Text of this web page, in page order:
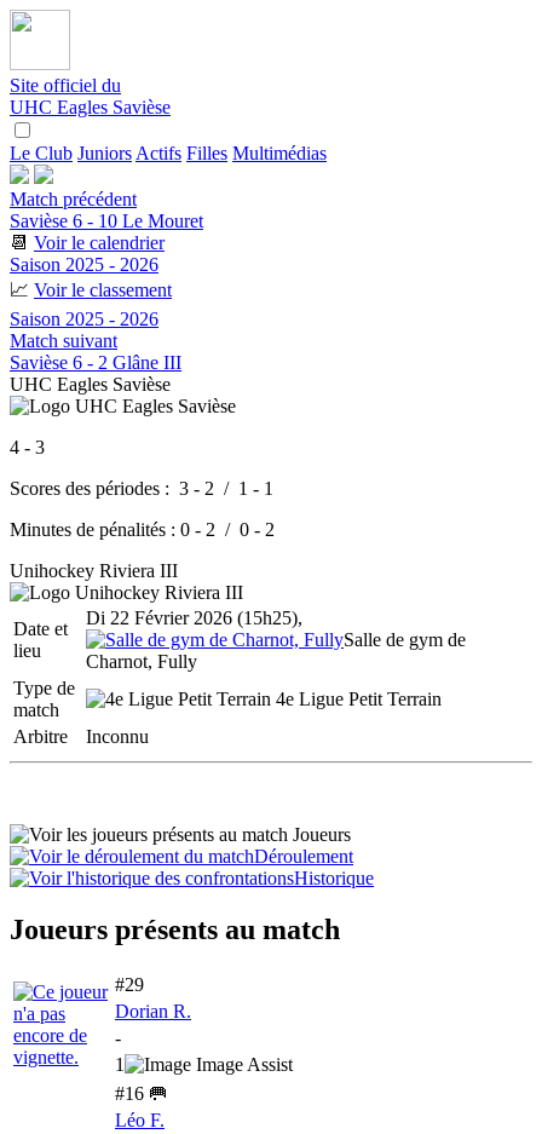
Site officiel du
UHC Eagles Savièse
Le Club Juniors Actifs Filles Multimédias
Match précédent
Savièse 6 - 10 Le Mouret
📆 Voir le calendrier
Saison 2025 - 2026
📈 Voir le classement
Saison 2025 - 2026
Match suivant
Savièse 6 - 2 Glâne III
UHC Eagles Savièse
4 - 3
Scores des périodes : 3 - 2 / 1 - 1
Minutes de pénalités : 0 - 2 / 0 - 2
Unihockey Riviera III
Date et
lieu
Di 22 Février 2026 (15h25),
Salle de gym de
Charnot, Fully
Type de
match
4e Ligue Petit Terrain
Arbitre
Inconnu
Joueurs
Déroulement
Historique
Joueurs présents au match
#29
Dorian R.
-
1
#16 🥅
Léo F.